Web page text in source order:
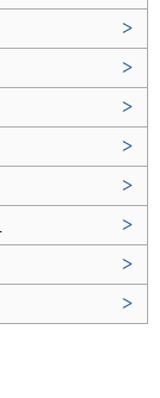
>
>
>
>
>
>
>
>